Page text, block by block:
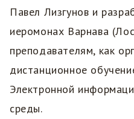
Павел Лизгунов и
иеромонах Варнава
преподавателям, как
дистанционное
Электронной
среды.